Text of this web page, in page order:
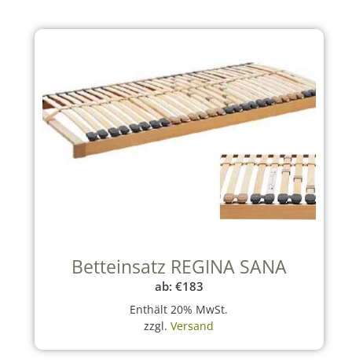
Betteinsatz REGINA SANA
ab: €183
Enthält 20% MwSt.
zzgl.Versand